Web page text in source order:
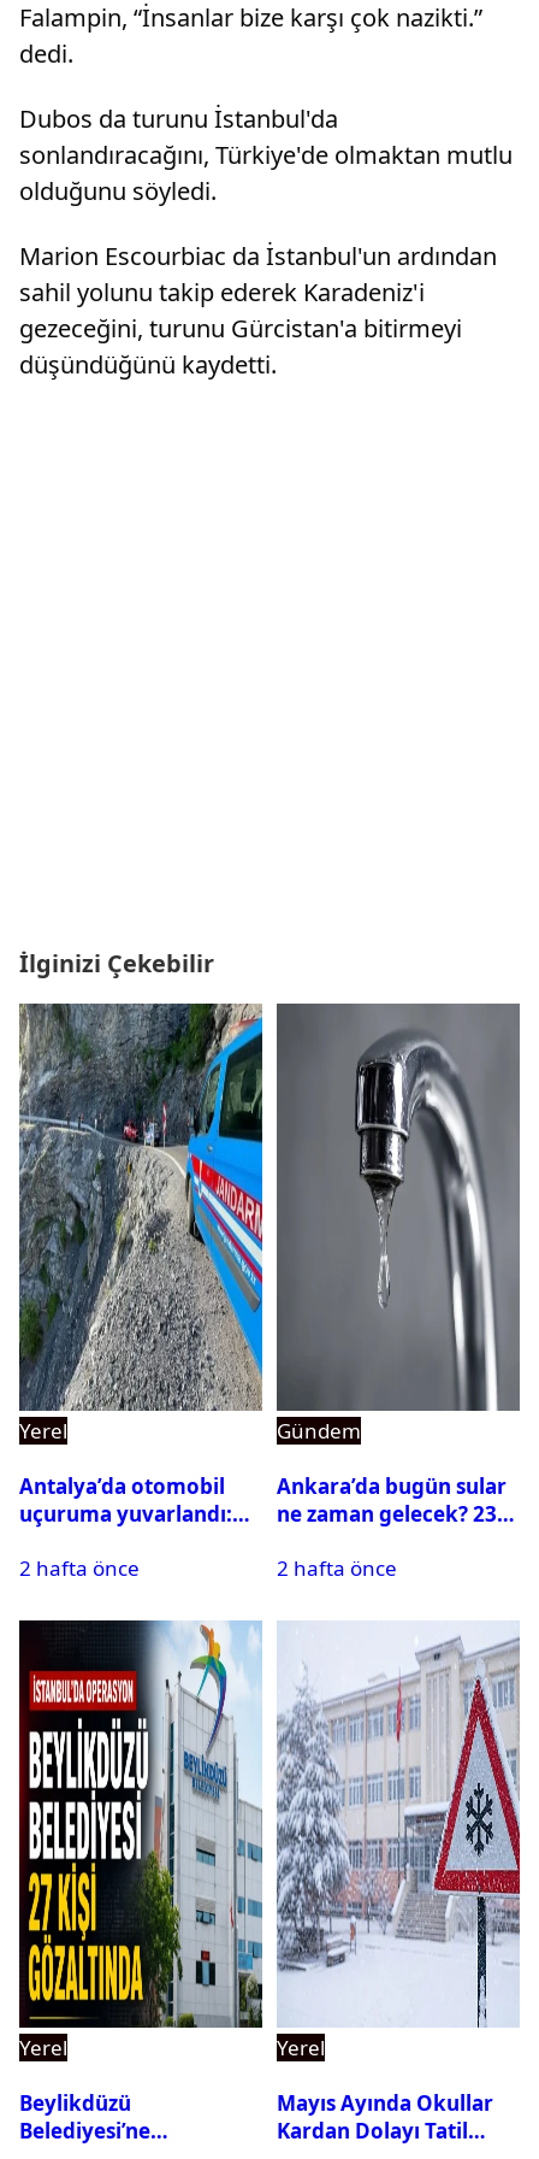
Falampin, “İnsanlar bize karşı çok nazikti.”
dedi.
Dubos da turunu İstanbul'da
sonlandıracağını, Türkiye'de olmaktan mutlu
olduğunu söyledi.
Marion Escourbiac da İstanbul'un ardından
sahil yolunu takip ederek Karadeniz'i
gezeceğini, turunu Gürcistan'a bitirmeyi
düşündüğünü kaydetti.
İlginizi Çekebilir
Yerel
Antalya’da otomobil
uçuruma yuvarlandı:
var
2 hafta önce
Gündem
Ankara’da bugün sular
ne zaman gelecek? 23
su kesintisi sorgulama
2 hafta önce
Yerel
Beylikdüzü
Belediyesi’ne
Yerel
Mayıs Ayında Okullar
Kardan Dolayı Tatil